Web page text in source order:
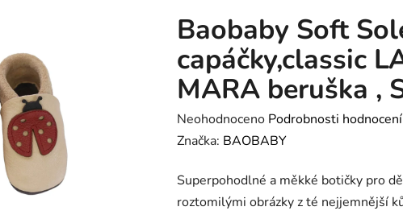
Baobaby Soft
capáčky,classic
MARA beruška ,
Průměrné
hodnocení
je
0,0
Neohodnoceno Podrobnosti hodnocení
Značka: BAOBABY
Superpohodlné a měkké botičky pro
roztomilými obrázky z té nejjemnější